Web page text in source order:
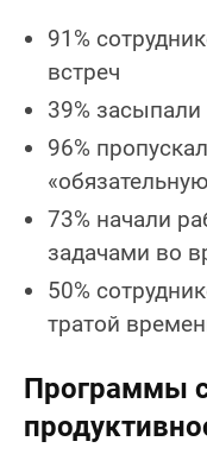
91%
встреч
39% засыпали
96%
73% начали
задачами во
50%
тратой
Программы